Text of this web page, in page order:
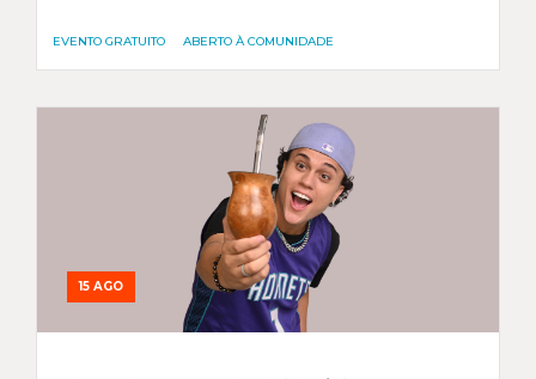
EVENTO GRATUITO ABERTO À COMUNIDADE
15 AGO